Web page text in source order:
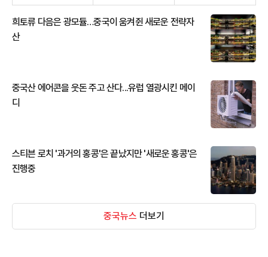
희토류 다음은 광모듈…중국이 움켜쥔 새로운 전략자
산
중국산 에어콘을 웃돈 주고 산다...유럽 열광시킨 메이
디
스티븐 로치 '과거의 홍콩'은 끝났지만 '새로운 홍콩'은
진행중
중국뉴스 더보기